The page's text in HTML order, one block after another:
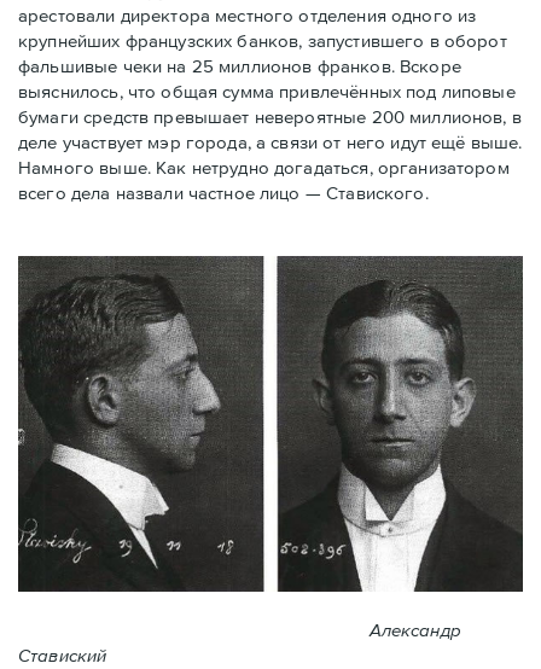
арестовали директора местного отделения одного из
крупнейших французских банков, запустившего в оборот
фальшивые чеки на 25 миллионов франков. Вскоре
выяснилось, что общая сумма привлечённых под липовые
бумаги средств превышает невероятные 200 миллионов, в
деле участвует мэр города, a связи от него идут ещё выше.
Намного выше. Как нетрудно догадаться, организатором
всего дела назвали частное лицо — Ставиского.
Александр
Ставиский